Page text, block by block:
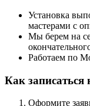
Установка
мастерами с
Мы берем на
Работаем по
Как записаться
Оформите